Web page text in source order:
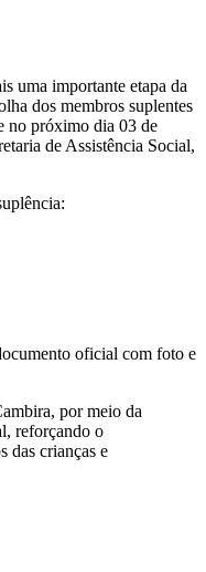
uma importante etapa da
dos membros suplentes
no próximo dia 03 de
de Assistência Social,
oficial com foto e
por meio da
reforçando o
das crianças e